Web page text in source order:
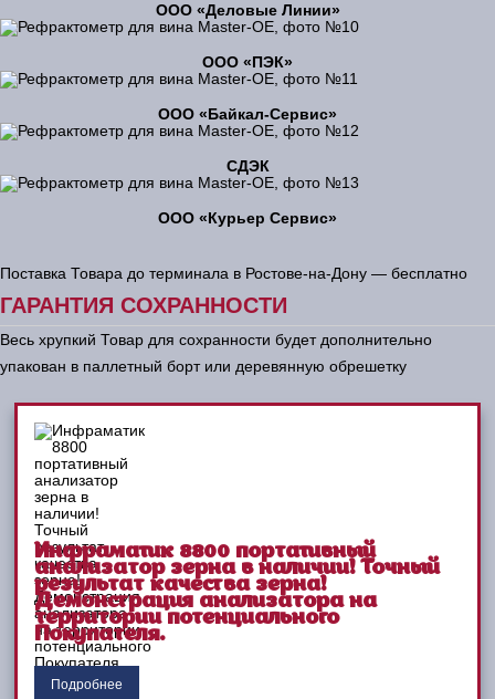
ООО «Деловые Линии»
ООО «ПЭК»
ООО «Байкал-Сервис»
СДЭК
ООО «Курьер Сервис»
Поставка Товара до терминала в Ростове-на-Дону — бесплатно
ГАРАНТИЯ СОХРАННОСТИ
Весь хрупкий Товар для сохранности будет дополнительно
упакован в паллетный борт или деревянную обрешетку
Инфраматик 8800 портативный
анализатор зерна в наличии! Точный
результат качества зерна!
Демонстрация анализатора на
территории потенциального
Покупателя.
Подробнее